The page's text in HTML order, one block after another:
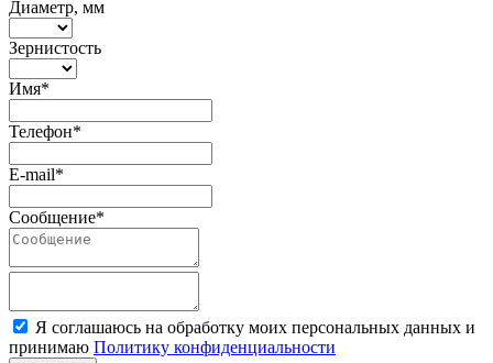
Диаметр, мм
Зернистость
Имя*
Телефон*
E-mail*
Сообщение*
Я соглашаюсь на обработку моих персональных данных и
принимаю Политику конфиденциальности